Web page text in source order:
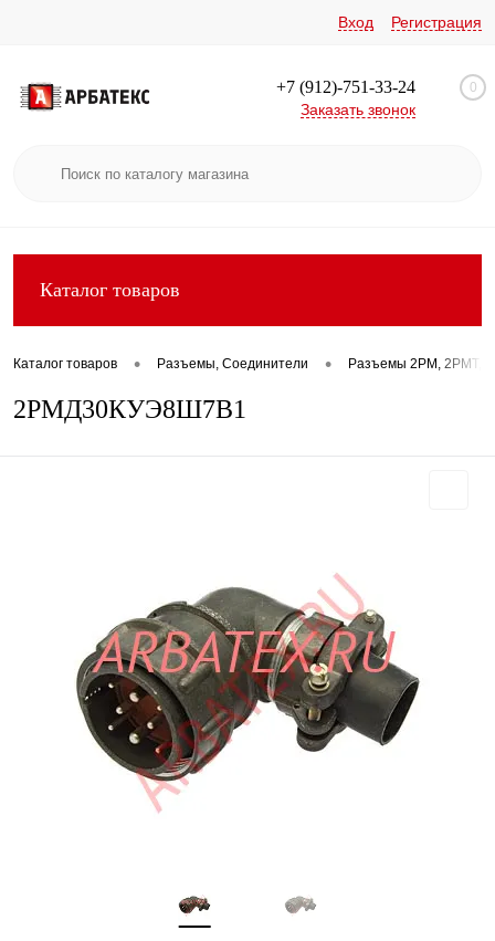
Вход Регистрация
+7 (912)-751-33-24
Заказать звонок
0
Каталог товаров
Каталог товаров • Разъемы, Соединители • Разъемы 2РМ, 2РМТ,
2РМД30КУЭ8Ш7В1